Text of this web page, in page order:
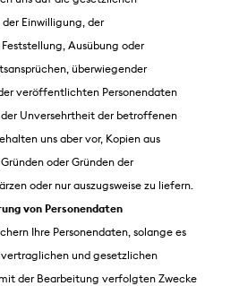
Einwilligung, der
Ausübung oder
überwiegender
veröffentlichten Personendaten
Unversehrtheit der betroffenen
uns aber vor, Kopien aus
oder Gründen der
oder nur auszugsweise zu liefern.
von Personendaten
Ihre Personendaten, solange es
und gesetzlichen
der Bearbeitung verfolgten Zwecke